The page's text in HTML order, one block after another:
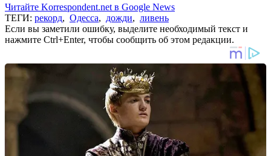
Читайте Korrespondent.net в Google News
ТЕГИ: рекорд, Одесса, дожди, ливень
Если вы заметили ошибку, выделите необходимый текст и
нажмите Ctrl+Enter, чтобы сообщить об этом редакции.